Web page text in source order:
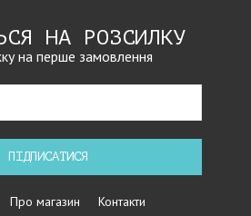
НА РОЗСИЛКУ
на перше замовлення
ПІДПИСАТИСЯ
Про магазин Контакти